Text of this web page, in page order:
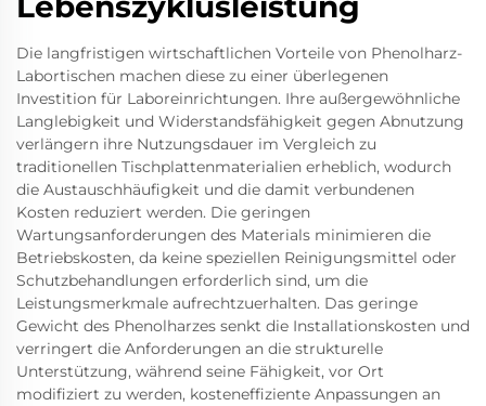
Die langfristigen wirtschaftlichen Vorteile von Phenolharz-
Labortischen machen diese zu einer überlegenen
Investition für Laboreinrichtungen. Ihre außergewöhnliche
Langlebigkeit und Widerstandsfähigkeit gegen Abnutzung
verlängern ihre Nutzungsdauer im Vergleich zu
traditionellen Tischplattenmaterialien erheblich, wodurch
die Austauschhäufigkeit und die damit verbundenen
Kosten reduziert werden. Die geringen
Wartungsanforderungen des Materials minimieren die
Betriebskosten, da keine speziellen Reinigungsmittel oder
Schutzbehandlungen erforderlich sind, um die
Leistungsmerkmale aufrechtzuerhalten. Das geringe
Gewicht des Phenolharzes senkt die Installationskosten und
verringert die Anforderungen an die strukturelle
Unterstützung, während seine Fähigkeit, vor Ort
modifiziert zu werden, kosteneffiziente Anpassungen an